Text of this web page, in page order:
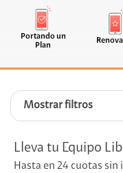
Portando un
Plan
Mostrar filtros
Lleva tu Equipo
Hasta en 24 cuotas sin